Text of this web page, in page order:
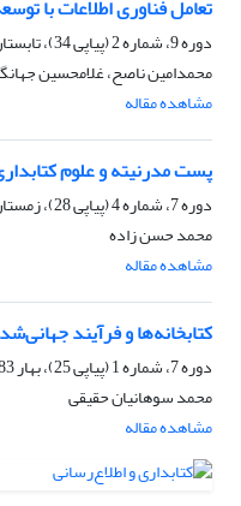
تعامل فناوری اطلاعات با
دوره 9، شماره 2 (پیاپی 34)، تابستان 1385، صفحه
محمدامین ناصح، غلامحسین
مشاهده مقاله
پست مدرنیته و علوم
دوره 7، شماره 4 (پیاپی 28)، زمستان 1383، صفحه
محمد حسن زاده
مشاهده مقاله
کتابخانه‌ها و فرآیند
دوره 7، شماره 1 (پیاپی 25)، بهار 1383، صفحه
محمد سوهانیان حقیقی
مشاهده مقاله